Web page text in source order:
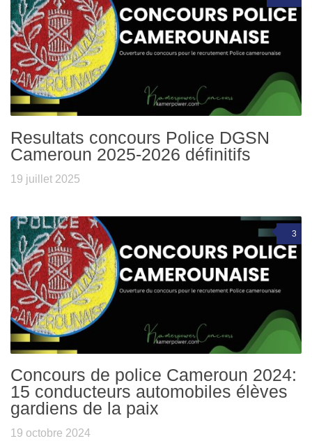
Resultats concours Police DGSN
Cameroun 2025-2026 définitifs
19 juillet 2025
3
Concours de police Cameroun 2024:
15 conducteurs automobiles élèves
gardiens de la paix
19 octobre 2024